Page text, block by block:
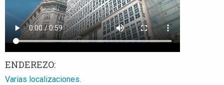
ENDEREZO:
Varias localizaciones.